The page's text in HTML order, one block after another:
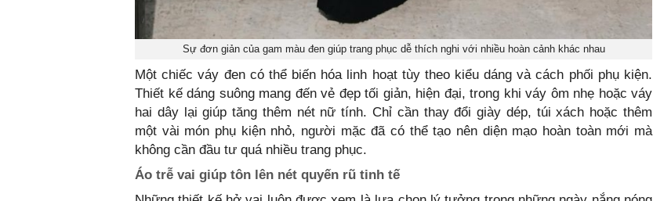
Sự đơn giản của gam màu đen giúp trang phục dễ thích nghi với nhiều hoàn cảnh khác nhau
Một chiếc váy đen có thể biến hóa linh hoạt tùy theo kiểu dáng và cách phối phụ kiện.
Thiết kế dáng suông mang đến vẻ đẹp tối giản, hiện đại, trong khi váy ôm nhẹ hoặc váy
hai dây lại giúp tăng thêm nét nữ tính. Chỉ cần thay đổi giày dép, túi xách hoặc thêm
một vài món phụ kiện nhỏ, người mặc đã có thể tạo nên diện mạo hoàn toàn mới mà
không cần đầu tư quá nhiều trang phục.
Áo trễ vai giúp tôn lên nét quyến rũ tinh tế